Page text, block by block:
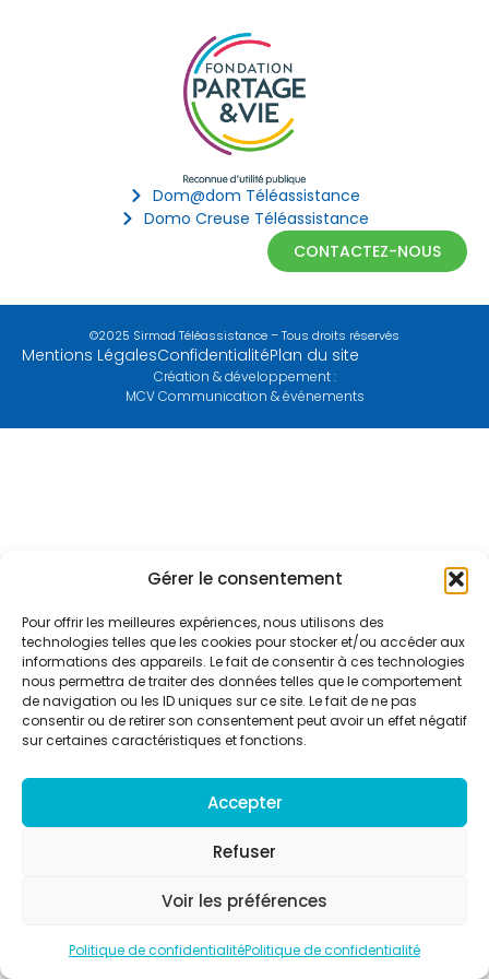
Gérer le consentement
Pour offrir les meilleures expériences, nous utilisons des
technologies telles que les cookies pour stocker et/ou accéder aux
informations des appareils. Le fait de consentir à ces technologies
nous permettra de traiter des données telles que le comportement
de navigation ou les ID uniques sur ce site. Le fait de ne pas
consentir ou de retirer son consentement peut avoir un effet négatif
sur certaines caractéristiques et fonctions.
Accepter
Refuser
Voir les préférences
Politique de confidentialitéPolitique de confidentialité
Dom@dom Téléassistance
Domo Creuse Téléassistance
CONTACTEZ-NOUS
©2025 Sirmad Téléassistance – Tous droits réservés
Mentions LégalesConfidentialitéPlan du site
Création & développement :
MCV Communication & événements